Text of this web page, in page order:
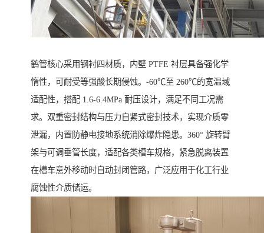
鹤管核心采用钢衬四材质，内壁 PTFE 衬层具备强化学
惰性，可耐受等强酸长期侵蚀。-60℃至 260℃的宽温域
适配性，搭配 1.6-6.4MPa 耐压设计，满足不同工况需
求。双重密封结构与压力自紧式密封技术，实现介质零
泄漏，内置防静电接地系统消除爆炸隐患。360° 旋转臂
架与可调垂管长度，适配各类槽车规格，紧急脱离装置
在槽车意外移动时自动封闭管路，广泛应用于化工行业
腐蚀性介质储运。